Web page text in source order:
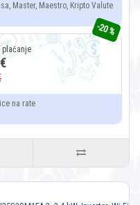
Master, Maestro, Kripto Valute
-20 %
na rate